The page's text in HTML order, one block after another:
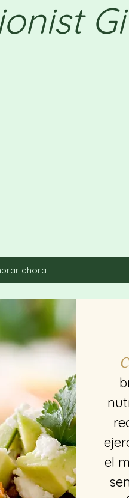
ahora
el